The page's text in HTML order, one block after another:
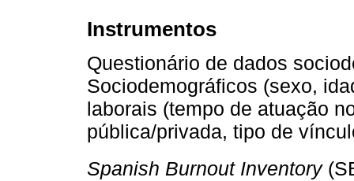
Instrumentos
Questionário de dados
Sociodemográficos (sexo,
laborais (tempo de atuação
pública/privada, tipo de
Spanish Burnout Inventory